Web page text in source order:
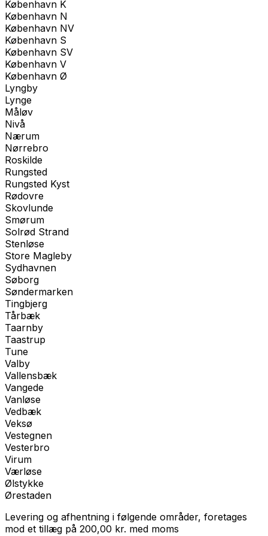
København K
København N
København NV
København S
København SV
København V
København Ø
Lyngby
Lynge
Måløv
Nivå
Nærum
Nørrebro
Roskilde
Rungsted
Rungsted Kyst
Rødovre
Skovlunde
Smørum
Solrød Strand
Stenløse
Store Magleby
Sydhavnen
Søborg
Søndermarken
Tingbjerg
Tårbæk
Taarnby
Taastrup
Tune
Valby
Vallensbæk
Vangede
Vanløse
Vedbæk
Veksø
Vestegnen
Vesterbro
Virum
Værløse
Ølstykke
Ørestaden
Levering og afhentning i følgende områder, foretages
mod et tillæg på 200,00 kr. med moms